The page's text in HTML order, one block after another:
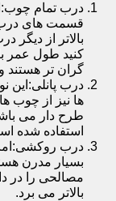
درب تمام
قسمت های درب
بالاتر از دیگر
کنید طول عمر
گران تر
درب پانلی:این
ها نیز از چوب
طرح دار می
استفاده شده
درب
بسیار مدرن
مصالحی را در
بالاتر می برد.